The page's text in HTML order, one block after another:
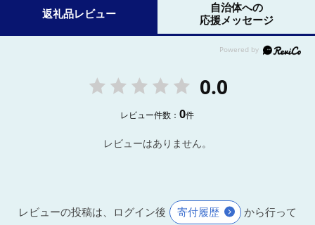
返礼品レビュー
自治体への
応援メッセージ
0.0
レビュー件数：0件
レビューはありません。
レビューの投稿は、ログイン後 寄付履歴
から行って